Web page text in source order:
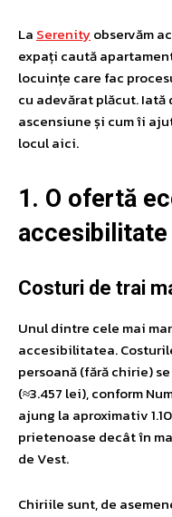
La Serenityobservăm
expați caută
locuințe care fac
cu adevărat plăcut.
ascensiune și cum îi
locul aici.
1. O ofertă
Costuri de trai
Unul dintre cele mai
accesibilitatea.
persoană (fără chirie)
(≈3.457 lei), conform
ajung la aproximativ
prietenoase decât în
de Vest.
Chiriile sunt, de